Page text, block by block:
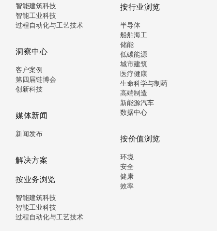
智能建筑科技
智能工业科技
过程自动化与工艺技术
洞察中心
客户案例
第四届链博会
创新科技
媒体新闻
新闻发布
解决方案
按业务浏览
智能建筑科技
智能工业科技
过程自动化与工艺技术
按行业浏览
半导体
船舶海工
储能
低碳能源
城市建筑
医疗健康
生命科学与制药
高端制造
新能源汽车
数据中心
按价值浏览
环境
安全
健康
效率